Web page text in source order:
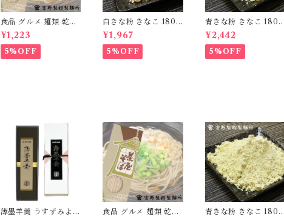
食品 グルメ 麺類 乾麺
蕎麦 そば 日本蕎麦 茶
屋そば 1箱270g×3箱
国産 無添加 [myn-ch
sb-03]
¥1,223
5%OFF
白きな粉 きなこ 180g
5袋 国産 無添加 大豆
自家製粉 食品 グルメ
粉物 [myn-sknk-05]
¥1,967
5%OFF
青きな粉 きなこ 180g
5袋 国産 無添加 大豆
自家製粉 食品 グルメ
粉物 [myn-aknk-05]
¥2,442
5%OFF
薄墨羊羹 うすずみよう
食品 グルメ 麺類 乾麺
青きな粉 きなこ 180g